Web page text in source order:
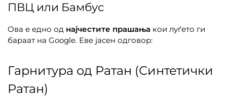
ПВЦ или Бамбус
Ова е едно од најчестите прашања кои луѓето ги
бараат на Google. Еве јасен одговор:
Гарнитура од Ратан (Синтетички
Ратан)